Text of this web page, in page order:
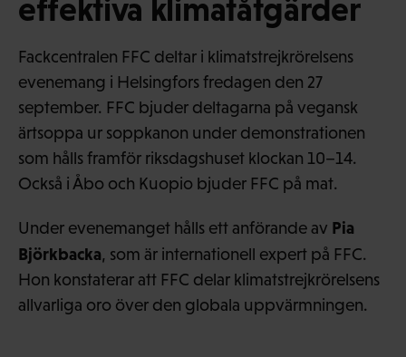
effektiva klimatåtgärder
Fackcentralen FFC deltar i klimatstrejkrörelsens
evenemang i Helsingfors fredagen den 27
september. FFC bjuder deltagarna på vegansk
ärtsoppa ur soppkanon under demonstrationen
som hålls framför riksdagshuset klockan 10–14.
Också i Åbo och Kuopio bjuder FFC på mat.
Under evenemanget hålls ett anförande av Pia
Björkbacka, som är internationell expert på FFC.
Hon konstaterar att FFC delar klimatstrejkrörelsens
allvarliga oro över den globala uppvärmningen.